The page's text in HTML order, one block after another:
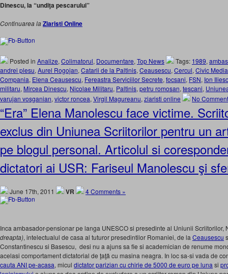
Dinescu, la “undiţa pescarului”
Continuarea laZiaristi Online
Posted in Analize, Colimatorul, Documentare, Top News Tags: 1989,
andrei plesu, Aurel Rogojan, Catarii de la Paltinis, Ceausescu, Cercul, Civic Media
Compania, Elena Ceausescu, Fereastra Serviciilor Secrete, focsani, FSN, Ion
militaru, Mircea Dinescu, Nicolae Militaru, Paltinis, petru romosan, tescani,
varujan vosganian, victor roncea, Virgil Magureanu, ziaristi online No
“Era” Elena Manolescu face victime.
exclus din Uniunea Scriitorilor pentru un
pe blogul personal. Articolul si
dictatori ai USR: Fariseul Manolescu şi
June 17th, 2011 VR 4 Comments »
Inca ambasador-pensionar pe langa UNESCO si presedinte al Uniunii
dreapta), intelectualul de casa al tuturor presedintilor Romaniei, de la Ceausescu
Constantinescu si Basescu, desi nu a ajuns sa fie si academician de renume
acelasi comportament dictatorial de ţaţă cu masina neagra. In loc sa-si vada de
cauta ANI pe-acasa, micul dictator parizian cu chirie de 5000 de euro pe luna si